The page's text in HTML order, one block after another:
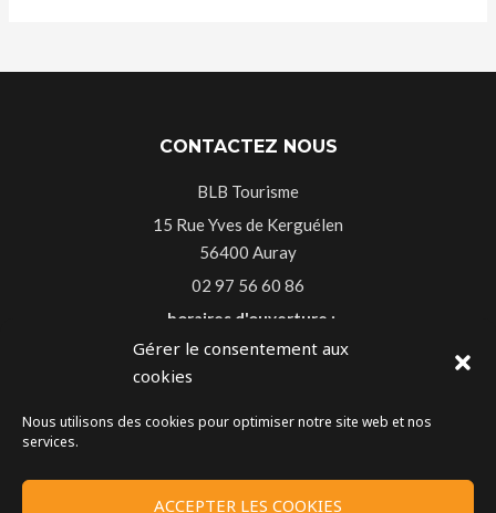
Gérer le consentement aux
cookies
Nous utilisons des cookies pour optimiser notre site web et nos
services.
ACCEPTER LES COOKIES
CONTACTEZ NOUS
BLB Tourisme
15 Rue Yves de Kerguélen
56400 Auray
02 97 56 60 86
horaires d'ouverture :
Du lundi au vendredi 9h30-13h00 14h-18h30
Le samedi 9h30-13h00
MENTIONS LÉGALES